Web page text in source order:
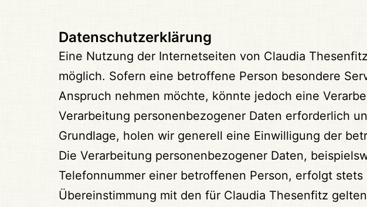
Datenschutzerklärung
Eine Nutzung der Internetseiten von Claudia
möglich. Sofern eine betroffene Person besondere
Anspruch nehmen möchte, könnte jedoch eine
Verarbeitung personenbezogener Daten erforderlich
Grundlage, holen wir generell eine Einwilligung der
Die Verarbeitung personenbezogener Daten,
Telefonnummer einer betroffenen Person, erfolgt
Übereinstimmung mit den für Claudia Thesenfitz